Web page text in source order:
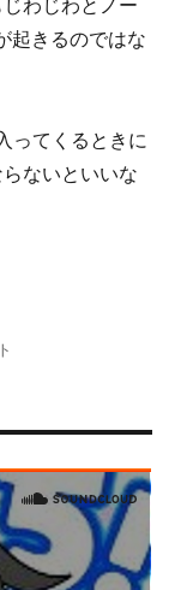
わじわとノー
起きるのではな
ってくるときに
ないといいな